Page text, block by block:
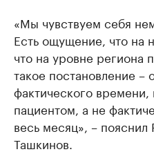
«Мы чувствуем себя
Есть ощущение, что на
что на уровне региона
такое постановление –
фактического
пациентом, а не
весь месяц», –
Ташкинов.